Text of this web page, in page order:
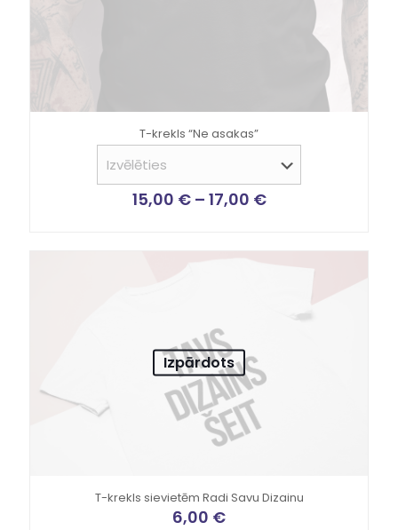
T-krekls “Ne asakas”
15,00 € – 17,00 €
Izpārdots
T-krekls sievietēm Radi Savu Dizainu
6,00 €